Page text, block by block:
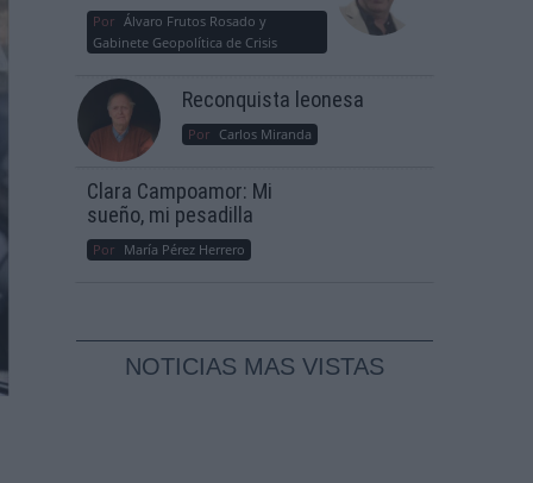
Por Álvaro Frutos Rosado y
Gabinete Geopolítica de Crisis
Reconquista leonesa
Por Carlos Miranda
Clara Campoamor: Mi
sueño, mi pesadilla
Por María Pérez Herrero
NOTICIAS MAS VISTAS